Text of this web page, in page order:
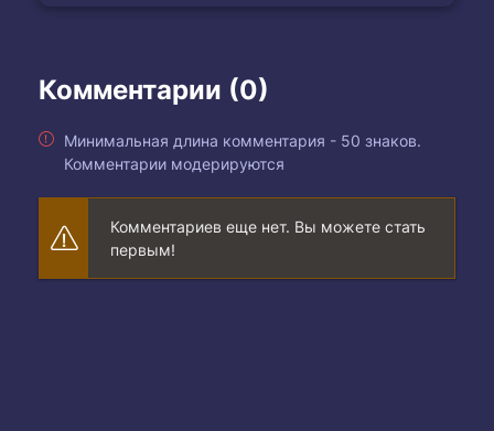
Комментарии (0)
Минимальная длина комментария - 50 знаков.
Комментарии модерируются
Комментариев еще нет. Вы можете стать
первым!